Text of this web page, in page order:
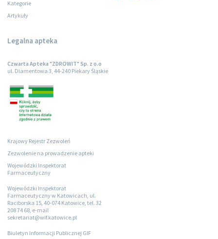
Kategorie
Artykuły
Legalna apteka
Czwarta Apteka "ZDROWIT" Sp. z o.o
ul. Diamentowa 3, 44-240 Piekary Śląskie
Krajowy Rejestr Zezwoleń
Zezwolenie na prowadzenie apteki
Wojewódzki Inspektorat
Farmaceutyczny
Wojewódzki Inspektorat
Farmaceutyczny w Katowicach, ul.
Raciborska 15, 40-074 Katowice, tel. 32
208 74 68, e-mail
sekretariat@wif.katowice.pl
Biuletyn Informacji Publicznej GIF